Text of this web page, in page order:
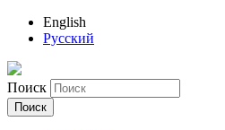
English
Русский
Поиск